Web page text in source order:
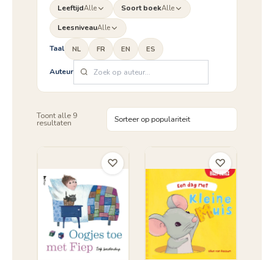
LeeftijdAlle Soort boekAlle
LeesniveauAlle
Taal NL FR EN ES
Auteur
Toont alle 9
resultaten
♡ ♡